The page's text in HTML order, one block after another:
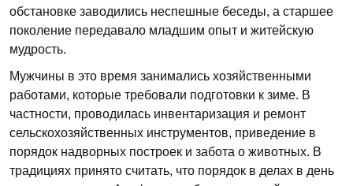
обстановке заводились неспешные беседы, а старшее
поколение передавало младшим опыт и житейскую
мудрость.
Мужчины в это время занимались хозяйственными
работами, которые требовали подготовки к зиме. В
частности, проводилась инвентаризация и ремонт
сельскохозяйственных инструментов, приведение в
порядок надворных построек и забота о животных. В
традициях принято считать, что порядок в делах в день